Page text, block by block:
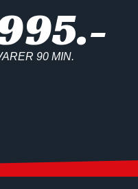
90 MIN.